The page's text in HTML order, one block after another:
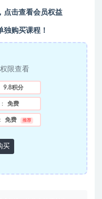
点击查看会员权益
独购买课程！
限查看
9.8积分
免费
免费 推荐
买